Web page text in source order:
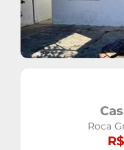
Roca